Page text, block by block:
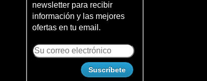
newsletter para recibir
información y las mejores
ofertas en tu email.